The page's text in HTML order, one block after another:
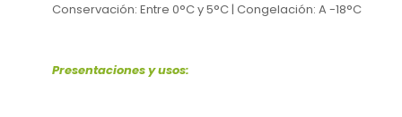
Conservación: Entre 0°C y 5°C | Congelación: A -18°C
Presentaciones y usos: